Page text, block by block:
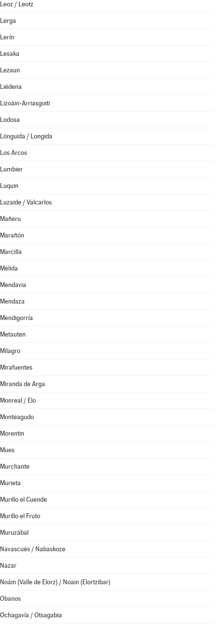
Leoz / Leotz
Lerga
Lerín
Lesaka
Lezaun
Liédena
Lizoáin-Arriasgoiti
Lodosa
Lónguida / Longida
Los Arcos
Lumbier
Luquin
Luzaide / Valcarlos
Mañeru
Marañón
Marcilla
Mélida
Mendavia
Mendaza
Mendigorría
Metauten
Milagro
Mirafuentes
Miranda de Arga
Monreal / Elo
Monteagudo
Morentin
Mues
Murchante
Murieta
Murillo el Cuende
Murillo el Fruto
Muruzábal
Navascués / Nabaskoze
Nazar
Noáin (Valle de Elorz) / Noain (Elortzibar)
Obanos
Ochagavía / Otsagabia